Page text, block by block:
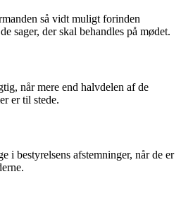
så vidt muligt forinden
sager, der skal behandles på mødet.
når mere end halvdelen af de
er til stede.
i bestyrelsens afstemninger, når de er